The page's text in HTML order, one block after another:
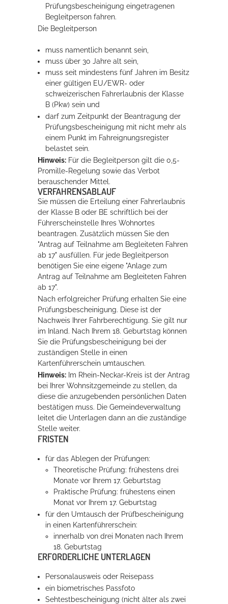
Prüfungsbescheinigung eingetragenen
Begleitperson fahren.
Die Begleitperson
muss namentlich benannt sein,
muss über 30 Jahre alt sein,
muss seit mindestens fünf Jahren im Besitz
einer gültigen EU/EWR- oder
schweizerischen Fahrerlaubnis der Klasse
B (Pkw) sein und
darf zum Zeitpunkt der Beantragung der
Prüfungsbescheinigung mit nicht mehr als
einem Punkt im Fahreignungsregister
belastet sein.
Hinweis: Für die Begleitperson gilt die 0,5-
Promille-Regelung sowie das Verbot
berauschender Mittel.
VERFAHRENSABLAUF
Sie müssen die Erteilung einer Fahrerlaubnis
der Klasse B oder BE schriftlich bei der
Führerscheinstelle Ihres Wohnortes
beantragen. Zusätzlich müssen Sie den
"Antrag auf Teilnahme am Begleiteten Fahren
ab 17" ausfüllen. Für jede Begleitperson
benötigen Sie eine eigene "Anlage zum
Antrag auf Teilnahme am Begleiteten Fahren
ab 17".
Nach erfolgreicher Prüfung erhalten Sie eine
Prüfungsbescheinigung. Diese ist der
Nachweis Ihrer Fahrberechtigung. Sie gilt nur
im Inland. Nach Ihrem 18. Geburtstag können
Sie die Prüfungsbescheinigung bei der
zuständigen Stelle in einen
Kartenführerschein umtauschen.
Hinweis: Im Rhein-Neckar-Kreis ist der Antrag
bei Ihrer Wohnsitzgemeinde zu stellen, da
diese die anzugebenden persönlichen Daten
bestätigen muss. Die Gemeindeverwaltung
leitet die Unterlagen dann an die zuständige
Stelle weiter.
FRISTEN
für das Ablegen der Prüfungen:
Theoretische Prüfung: frühestens drei
Monate vor Ihrem 17. Geburtstag
Praktische Prüfung: frühestens einen
Monat vor Ihrem 17. Geburtstag
für den Umtausch der Prüfbescheinigung
in einen Kartenführerschein:
innerhalb von drei Monaten nach Ihrem
18. Geburtstag
ERFORDERLICHE UNTERLAGEN
Personalausweis oder Reisepass
ein biometrisches Passfoto
Sehtestbescheinigung (nicht älter als zwei